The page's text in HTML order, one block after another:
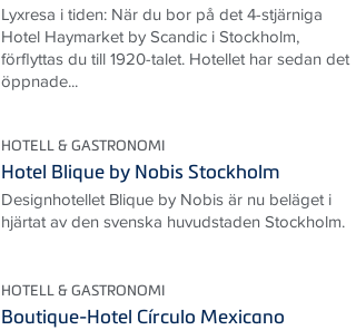
Lyxresa i tiden: När du bor på det 4-stjärniga
Hotel Haymarket by Scandic i Stockholm,
förflyttas du till 1920-talet. Hotellet har sedan det
öppnade...
HOTELL & GASTRONOMI
Hotel Blique by Nobis Stockholm
Designhotellet Blique by Nobis är nu beläget i
hjärtat av den svenska huvudstaden Stockholm.
HOTELL & GASTRONOMI
Boutique-Hotel Círculo Mexicano